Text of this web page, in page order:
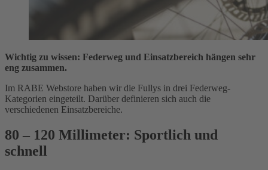
Wichtig zu wissen: Federweg und Einsatzbereich hängen sehr
eng zusammen.
Im RABE Webstore haben wir die Fullys in drei Federweg-
Kategorien eingeteilt. Darüber definieren sich auch die
verschiedenen Einsatzbereiche.
80 – 120 Millimeter: Sportlich und
schnell